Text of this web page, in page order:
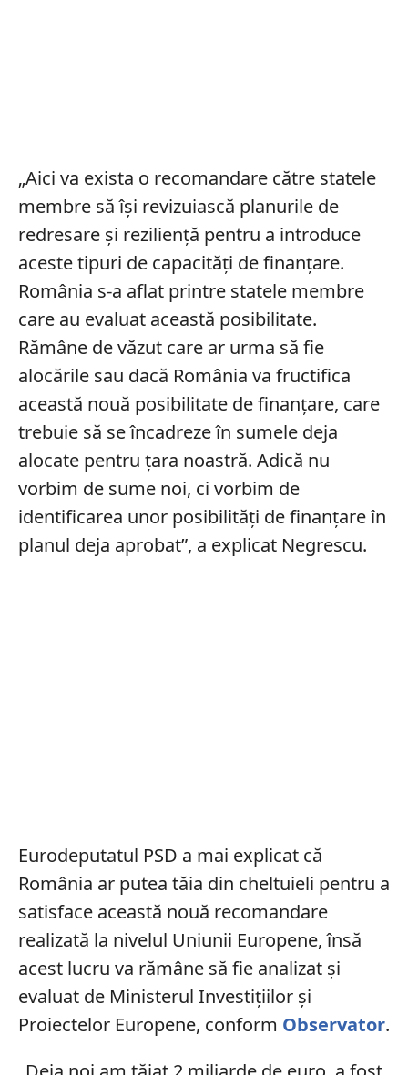
„Aici va exista o recomandare către statele
membre să îşi revizuiască planurile de
redresare şi rezilienţă pentru a introduce
aceste tipuri de capacităţi de finanţare.
România s-a aflat printre statele membre
care au evaluat această posibilitate.
Rămâne de văzut care ar urma să fie
alocările sau dacă România va fructifica
această nouă posibilitate de finanţare, care
trebuie să se încadreze în sumele deja
alocate pentru ţara noastră. Adică nu
vorbim de sume noi, ci vorbim de
identificarea unor posibilităţi de finanţare în
planul deja aprobat”, a explicat Negrescu.
Eurodeputatul PSD a mai explicat că
România ar putea tăia din cheltuieli pentru a
satisface această nouă recomandare
realizată la nivelul Uniunii Europene, însă
acest lucru va rămâne să fie analizat și
evaluat de Ministerul Investiţiilor şi
Proiectelor Europene, conform Observator.